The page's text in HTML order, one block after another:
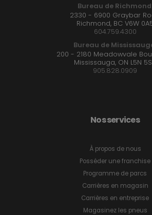
Bureau de
2330 - 6900 Graybar
Richmond, BC V6W
604.759.4300
Bureau de
200 - 2180 Meadowvale
Mississauga, ON L5N
905.828.0909
Nos services
À propos de nous
Posséder une franchise
Programme de parcs
Carrières en magasin
Carrières en entreprise
Magasinez les pneus